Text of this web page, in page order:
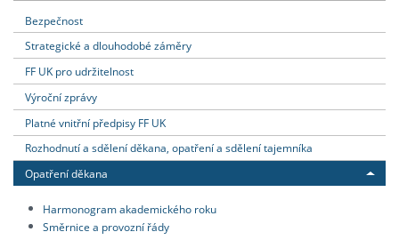
Bezpečnost
Strategické a dlouhodobé záměry
FF UK pro udržitelnost
Výroční zprávy
Platné vnitřní předpisy FF UK
Rozhodnutí a sdělení děkana, opatření a sdělení tajemníka
Opatření děkana
Harmonogram akademického roku
Směrnice a provozní řády